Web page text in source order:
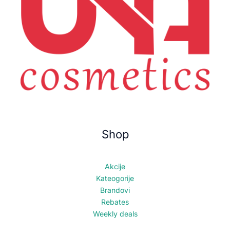
Shop
Akcije
Kateogorije
Brandovi
Rebates
Weekly deals